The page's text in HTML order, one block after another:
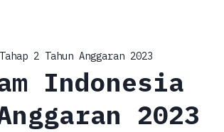
2 Tahun Anggaran 2023
Indonesia
2023